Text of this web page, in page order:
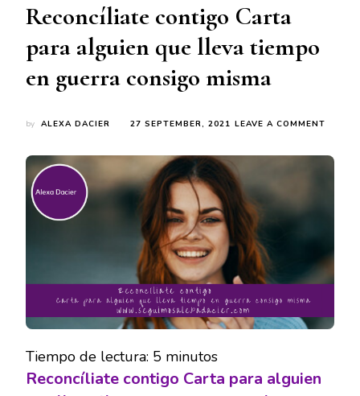
Reconcíliate contigo Carta
para alguien que lleva tiempo
en guerra consigo misma
by ALEXA DACIER 27 SEPTEMBER, 2021 LEAVE A COMMENT
EN
Tiempo de lectura: 5 minutos
Reconcíliate contigo Carta para alguien